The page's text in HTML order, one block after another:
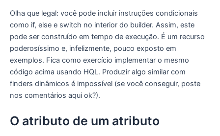
Olha que legal: você pode incluir instruções condicionais
como if, else e switch no interior do builder. Assim, este
pode ser construído em tempo de execução. É um recurso
poderosíssimo e, infelizmente, pouco exposto em
exemplos. Fica como exercício implementar o mesmo
código acima usando HQL. Produzir algo similar com
finders dinâmicos é impossível (se você conseguir, poste
nos comentários aqui ok?).
O atributo de um atributo